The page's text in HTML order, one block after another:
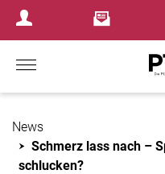
Login Menu
News
Schmerz lass nach –
schlucken?